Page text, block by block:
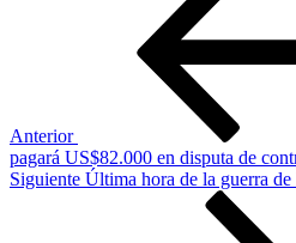
Anterior
pagará US$82.000 en disputa de
Siguiente
Siguiente Última hora de la guerra